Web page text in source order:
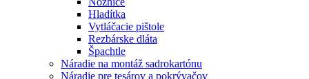
Hladítka
Vytláčacie pištole
Rezbárske dláta
Špachtle
Náradie na montáž sadrokartónu
Náradie pre tesárov a pokrývačov